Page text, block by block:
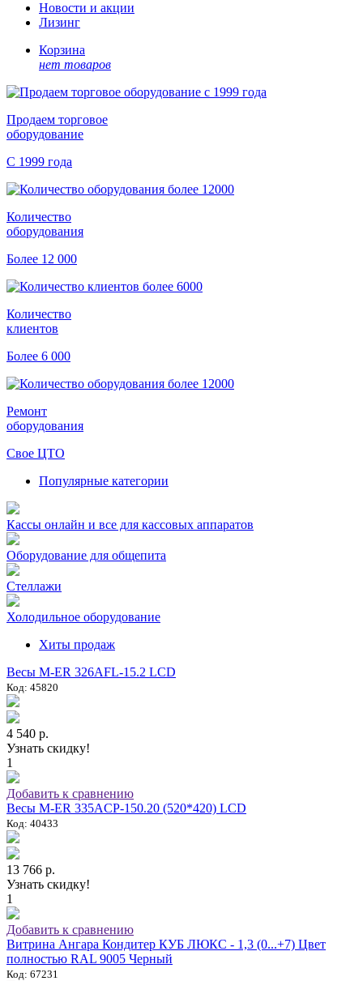
Новости и акции
Лизинг
Корзина
нет товаров
Продаем торговое
оборудование
С 1999 года
Количество
оборудования
Более 12 000
Количество
клиентов
Более 6 000
Ремонт
оборудования
Свое ЦТО
Популярные категории
Кассы онлайн и все для кассовых аппаратов
Оборудование для общепита
Стеллажи
Холодильное оборудование
Хиты продаж
Весы M-ER 326AFL-15.2 LCD
Код: 45820
4 540 р.
Узнать скидку!
1
Добавить к сравнению
Весы M-ER 335ACP-150.20 (520*420) LCD
Код: 40433
13 766 р.
Узнать скидку!
1
Добавить к сравнению
Витрина Ангара Кондитер КУБ ЛЮКС - 1,3 (0...+7) Цвет
полностью RAL 9005 Черный
Код: 67231